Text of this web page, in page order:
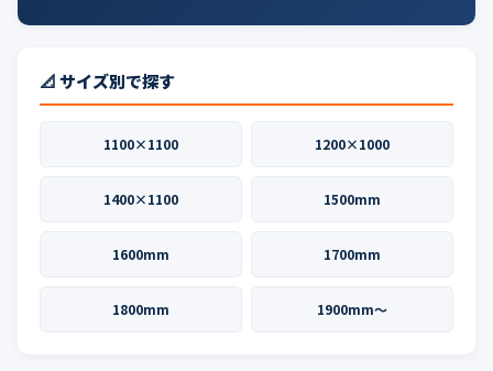
📐 サイズ別で探す
1100×1100 1200×1000
1400×1100 1500mm
1600mm 1700mm
1800mm 1900mm〜